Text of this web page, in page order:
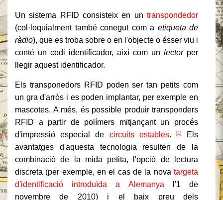
Un sistema RFID consisteix en un transpondedor
(col·loquialment també conegut com a etiqueta de
ràdio), que es troba sobre o en l'objecte o ésser viu i
conté un codi identificador, així com un lectorper
llegir aquest identificador.
Els transponedors RFID poden ser tan petits com
un gra d'arròs i es poden implantar, per exemple en
mascotes. A més, és possible produir transponders
RFID a partir de polímers mitjançant un procés
d'impressió especial de circuits estables. [1]
Els
avantatges d'aquesta tecnologia resulten de la
combinació de la mida petita, l'opció de lectura
discreta (per exemple, en el cas de la nova targeta
d'identificació introduïda a Alemanya l'1 de
novembre de 2010) i el baix preu dels